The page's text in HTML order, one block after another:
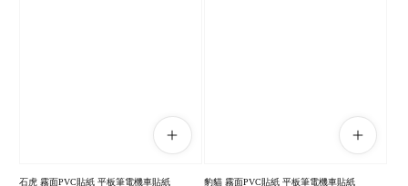
石虎 霧面PVC貼紙 平板筆電機車貼紙 豹貓 霧面PVC貼紙 平板筆電機車貼紙